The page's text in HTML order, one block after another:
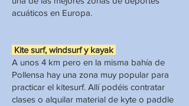
acuáticos en Europa.​
Kite surf, windsurf y kayak
A unos 4 km pero en la misma bahía de
Pollensa hay una zona muy popular para
practicar el kitesurf. Allí podéis contratar
clases o alquilar material de kyte o paddle